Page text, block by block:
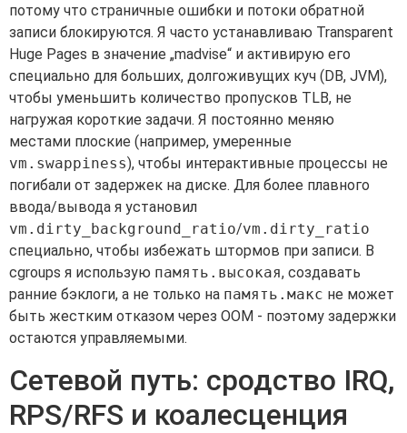
потому что страничные ошибки и потоки обратной
записи блокируются. Я часто устанавливаю Transparent
Huge Pages в значение „madvise“ и активирую его
специально для больших, долгоживущих куч (DB, JVM),
чтобы уменьшить количество пропусков TLB, не
нагружая короткие задачи. Я постоянно меняю
местами плоские (например, умеренные
vm.swappiness), чтобы интерактивные процессы не
погибали от задержек на диске. Для более плавного
ввода/вывода я установил
vm.dirty_background_ratio/vm.dirty_ratio
специально, чтобы избежать штормов при записи. В
cgroups я использую память.высокая, создавать
ранние бэклоги, а не только на память.макс не может
быть жестким отказом через OOM - поэтому задержки
остаются управляемыми.
Сетевой путь: сродство IRQ,
RPS/RFS и коалесценция